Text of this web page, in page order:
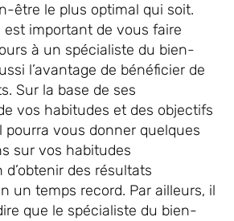
être le plus optimal qui soit.
est important de vous faire
à un spécialiste du bien-
l’avantage de bénéficier de
Sur la base de ses
vos habitudes et des objectifs
pourra vous donner quelques
sur vos habitudes
des résultats
un temps record. Par ailleurs, il
que le spécialiste du bien-